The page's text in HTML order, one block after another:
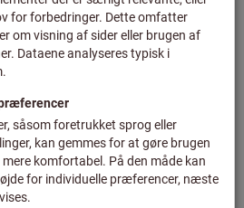
Art.-nr.: 139625
Kan leveres
935,22 DKK
plus moms plus fragt
Til varianterne